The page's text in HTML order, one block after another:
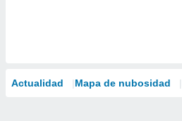
Actualidad Mapa de nubosidad